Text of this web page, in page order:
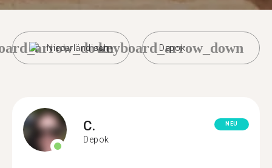
Niederländisch Depok
keyboard_arrow_down
C.
Depok
NEU